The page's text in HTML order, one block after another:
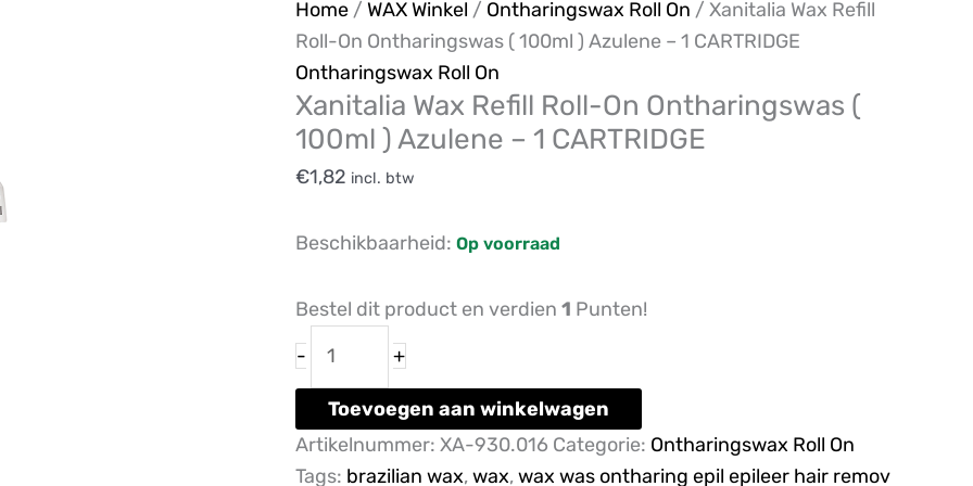
Home / WAX Winkel / Ontharingswax Roll On / Xanitalia Wax Refill
Roll-On Ontharingswas ( 100ml ) Azulene – 1 CARTRIDGE
Ontharingswax Roll On
Xanitalia Wax Refill Roll-On Ontharingswas (
100ml ) Azulene – 1 CARTRIDGE
€1,82 incl. btw
Beschikbaarheid: Op voorraad
Bestel dit product en verdien 1 Punten!
-
Xanitalia
Wax
Refill
Roll-
On
Ontharingswas
-
CARTRIDGE
aantal
+
Toevoegen aan winkelwagen
Artikelnummer: XA-930.016 Categorie: Ontharingswax Roll On
Tags: brazilian wax,wax,wax was ontharing epil epileer hair remov